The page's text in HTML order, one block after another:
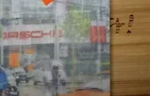
갔어요. 애고, 본의 아니에 유명인 명의 도..